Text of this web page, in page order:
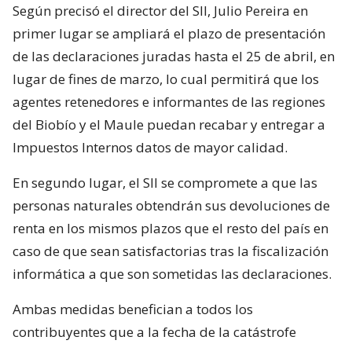
Según precisó el director del SII, Julio Pereira en
primer lugar se ampliará el plazo de presentación
de las declaraciones juradas hasta el 25 de abril, en
lugar de fines de marzo, lo cual permitirá que los
agentes retenedores e informantes de las regiones
del Biobío y el Maule puedan recabar y entregar a
Impuestos Internos datos de mayor calidad.
En segundo lugar, el SII se compromete a que las
personas naturales obtendrán sus devoluciones de
renta en los mismos plazos que el resto del país en
caso de que sean satisfactorias tras la fiscalización
informática a que son sometidas las declaraciones.
Ambas medidas benefician a todos los
contribuyentes que a la fecha de la catástrofe